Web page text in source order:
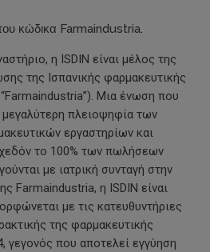
κώδικα Farmaindustria.
η ISDIN είναι μέλος της
της Ισπανικής φαρμακευτικής
Μια ένωση που
μεγαλύτερη πλειοψηφία των
εργαστηρίων και
το 100% των πωλήσεων
με ιατρική συνταγή στην
Farmaindustria, η ISDIN είναι
με τις κατευθυντήριες
της φαρμακευτικής
γεγονός που αποτελεί εγγύηση